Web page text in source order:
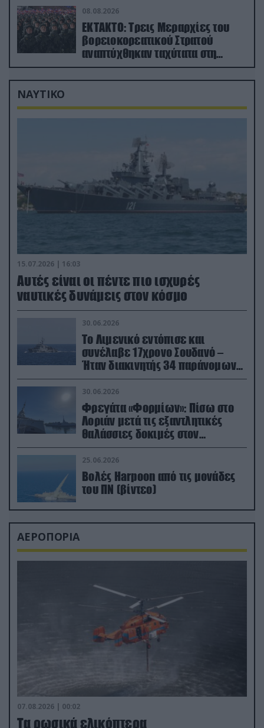
08.08.2026
ΕΚΤΑΚΤΟ: Τρεις Μεραρχίες του
βορειοκορεατικού Στρατού
αναπτύχθηκαν ταχύτατα στη
Ρωσία
ΝΑΥΤΙΚΟ
15.07.2026 | 16:03
Aυτές είναι οι πέντε πιο ισχυρές
ναυτικές δυνάμεις στον κόσμο
30.06.2026
Το Λιμενικό εντόπισε και
συνέλαβε 17χρονο Σουδανό –
Ήταν διακινητής 34 παράνομων
μεταναστών
30.06.2026
Φρεγάτα «Φορμίων»: Πίσω στο
Λοριάν μετά τις εξαντλητικές
θαλάσσιες δοκιμές στον
απαιτητικό Βισκαϊκό
25.06.2026
Βολές Harpoon από τις μονάδες
του ΠΝ (βίντεο)
ΑΕΡΟΠΟΡΙΑ
07.08.2026 | 00:02
Τα ρωσικά ελικόπτερα